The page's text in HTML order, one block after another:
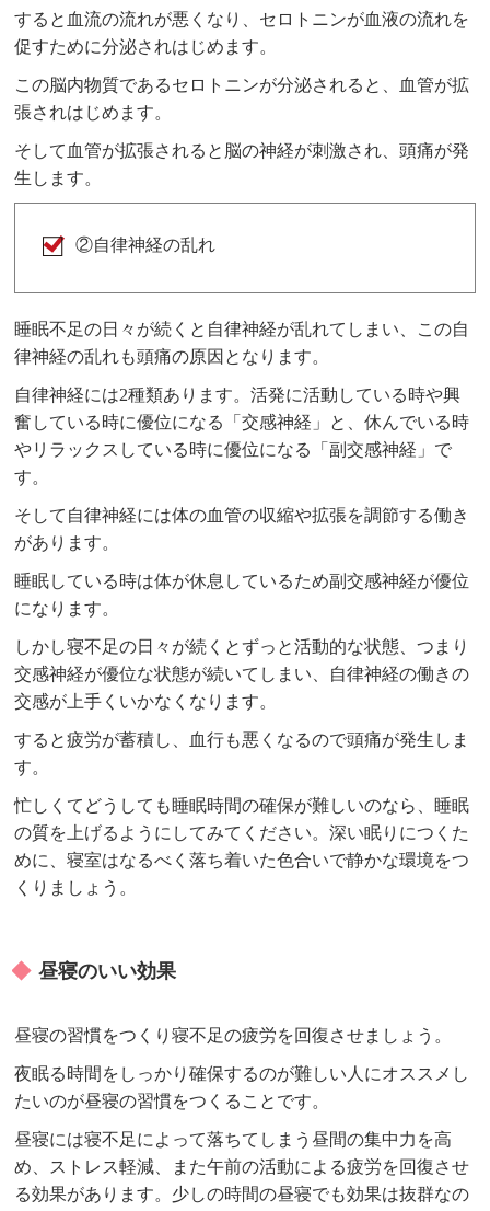
すると血流の流れが悪くなり、セロトニンが血液の流れを
促すために分泌されはじめます。
この脳内物質であるセロトニンが分泌されると、血管が拡
張されはじめます。
そして血管が拡張されると脳の神経が刺激され、頭痛が発
生します。
②自律神経の乱れ
睡眠不足の日々が続くと自律神経が乱れてしまい、この自
律神経の乱れも頭痛の原因となります。
自律神経には2種類あります。活発に活動している時や興
奮している時に優位になる「交感神経」と、休んでいる時
やリラックスしている時に優位になる「副交感神経」で
す。
そして自律神経には体の血管の収縮や拡張を調節する働き
があります。
睡眠している時は体が休息しているため副交感神経が優位
になります。
しかし寝不足の日々が続くとずっと活動的な状態、つまり
交感神経が優位な状態が続いてしまい、自律神経の働きの
交感が上手くいかなくなります。
すると疲労が蓄積し、血行も悪くなるので頭痛が発生しま
す。
忙しくてどうしても睡眠時間の確保が難しいのなら、睡眠
の質を上げるようにしてみてください。深い眠りにつくた
めに、寝室はなるべく落ち着いた色合いで静かな環境をつ
くりましょう。
昼寝のいい効果
昼寝の習慣をつくり寝不足の疲労を回復させましょう。
夜眠る時間をしっかり確保するのが難しい人にオススメし
たいのが昼寝の習慣をつくることです。
昼寝には寝不足によって落ちてしまう昼間の集中力を高
め、ストレス軽減、また午前の活動による疲労を回復させ
る効果があります。少しの時間の昼寝でも効果は抜群なの